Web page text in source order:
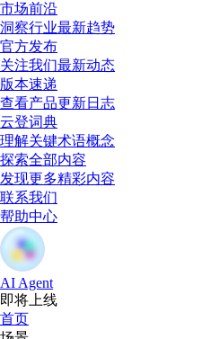
市场前沿
洞察行业最新趋势
官方发布
关注我们最新动态
版本速递
查看产品更新日志
云登词典
理解关键术语概念
探索全部内容
发现更多精彩内容
联系我们
帮助中心
AI Agent
即将上线
首页